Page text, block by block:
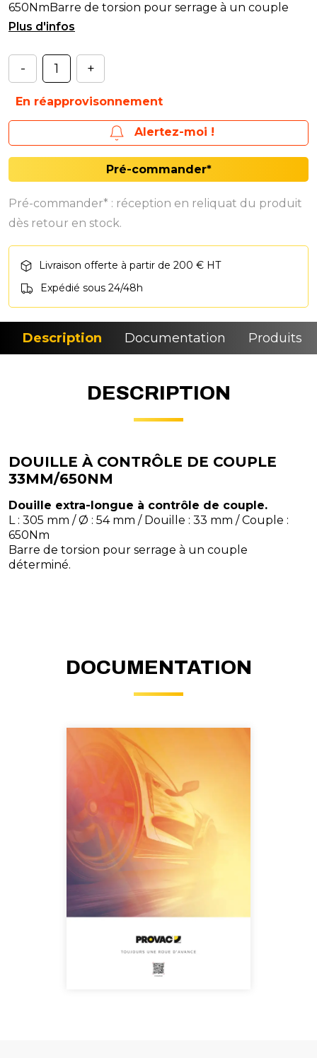
650NmBarre de torsion pour serrage à un couple
déterminé
- +
En réapprovisonnement
Alertez-moi !
Pré-commander*
Pré-commander* : réception en reliquat du produit
dès retour en stock.
Livraison offerte à partir de 200 € HT
Expédié sous 24/48h
Description Documentation Produits
DESCRIPTION
DOUILLE À CONTRÔLE DE COUPLE
33MM/650NM
Douille extra-longue à contrôle de couple.
L : 305 mm / Ø : 54 mm / Douille : 33 mm / Couple :
650Nm
Barre de torsion pour serrage à un couple
déterminé.
DOCUMENTATION